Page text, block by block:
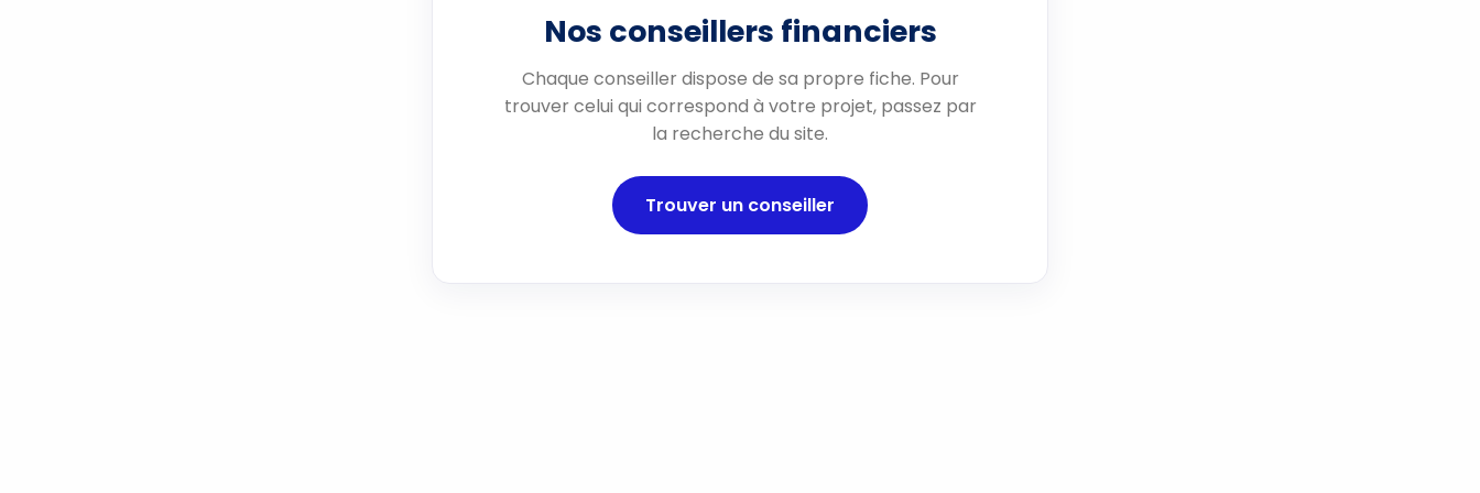
Nos conseillers financiers
Chaque conseiller dispose de sa propre fiche. Pour
trouver celui qui correspond à votre projet, passez par
la recherche du site.
Trouver un conseiller